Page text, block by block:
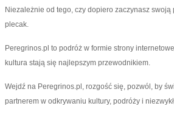
Niezależnie od tego, czy dopiero zaczynasz
plecak.
Peregrinos.pl to podróż w formie strony
kultura stają się najlepszym przewodnikiem.
Wejdź na Peregrinos.pl, rozgość się, pozwól, by
partnerem w odkrywaniu kultury, podróży i